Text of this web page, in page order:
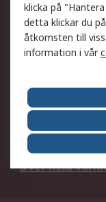
Leverans
Begär en
Om RS
Det juridiska
Jobba hos RS
Över hela
klicka på
detta klickar du
åtkomsten till
information i vår